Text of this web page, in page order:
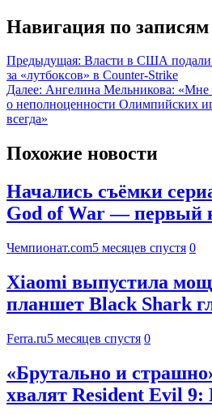
Навигация по записям
Предыдущая: Власти в США подали
за «лутбоксов» в Counter-Strike
Далее: Ангелина Мельникова: «Мне
о неполноценности Олимпийских
всегда»
Похожие новости
Начались съёмки
God of War — первый
Чемпионат.com5 месяцев спустя 0
Xiaomi выпустила
планшет Black Shark
Ferra.ru5 месяцев спустя 0
«Брутально и
хвалят Resident Evil 9: